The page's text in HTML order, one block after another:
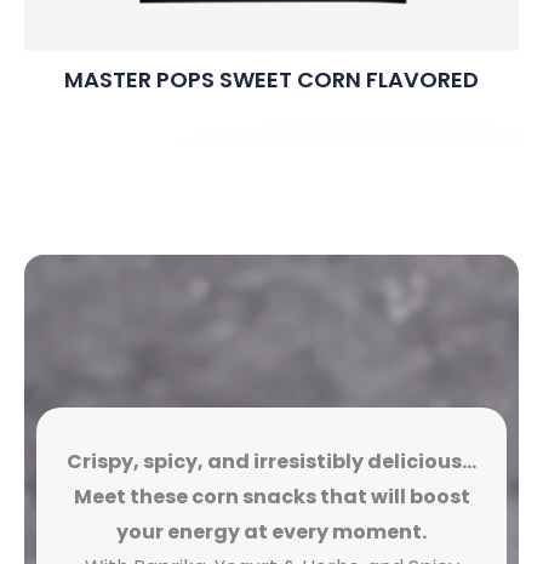
MASTER POPS SWEET CORN FLAVORED
Crispy, spicy, and irresistibly delicious…
Meet these corn snacks that will boost
your energy at every moment.